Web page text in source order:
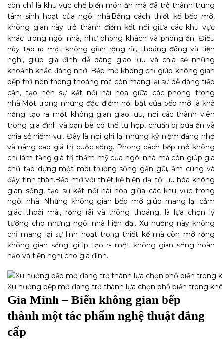
còn chỉ là khu vực chế biến món ăn mà đã trở thành trung
tâm sinh hoạt của ngôi nhà.Bằng cách thiết kế bếp mở,
không gian này trở thành điểm kết nối giữa các khu vực
khác trong ngôi nhà, như phòng khách và phòng ăn. Điều
này tạo ra một không gian rộng rãi, thoáng đãng và tiện
nghi, giúp gia đình dễ dàng giao lưu và chia sẻ những
khoảnh khắc đáng nhớ. Bếp mở không chỉ giúp không gian
bếp trở nên thông thoáng mà còn mang lại sự dễ dàng tiếp
cận, tạo nên sự kết nối hài hòa giữa các phòng trong
nhà.Một trong những đặc điểm nổi bật của bếp mở là khả
năng tạo ra một không gian giao lưu, nơi các thành viên
trong gia đình và bạn bè có thể tụ họp, chuẩn bị bữa ăn và
chia sẻ niềm vui. Đây là nơi ghi lại những kỷ niệm đáng nhớ
và nâng cao giá trị cuộc sống. Phong cách bếp mở không
chỉ làm tăng giá trị thẩm mỹ của ngôi nhà mà còn giúp gia
chủ tạo dựng một môi trường sống gần gũi, ấm cúng và
đầy tình thân.Bếp mở với thiết kế hiện đại tối ưu hóa không
gian sống, tạo sự kết nối hài hòa giữa các khu vực trong
ngôi nhà. Những không gian bếp mở giúp mang lại cảm
giác thoải mái, rộng rãi và thông thoáng, là lựa chọn lý
tưởng cho những ngôi nhà hiện đại. Xu hướng này không
chỉ mang lại sự linh hoạt trong thiết kế mà còn mở rộng
không gian sống, giúp tạo ra một không gian sống hoàn
hảo và tiện nghi cho gia đình.
Xu hướng bếp mở đang trở thành lựa chọn phổ biến trong
Gia Minh – Biến không gian bếp
thành một tác phẩm nghệ thuật đẳng
cấp